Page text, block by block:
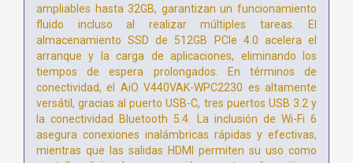
ampliables hasta 32GB, garantizan un funcionamiento
fluido incluso al realizar múltiples tareas. El
almacenamiento SSD de 512GB PCIe 4.0 acelera el
arranque y la carga de aplicaciones, eliminando los
tiempos de espera prolongados. En términos de
conectividad, el AiO V440VAK-WPC2230 es altamente
versátil, gracias al puerto USB-C, tres puertos USB 3.2 y
la conectividad Bluetooth 5.4. La inclusión de Wi-Fi 6
asegura conexiones inalámbricas rápidas y efectivas,
mientras que las salidas HDMI permiten su uso como